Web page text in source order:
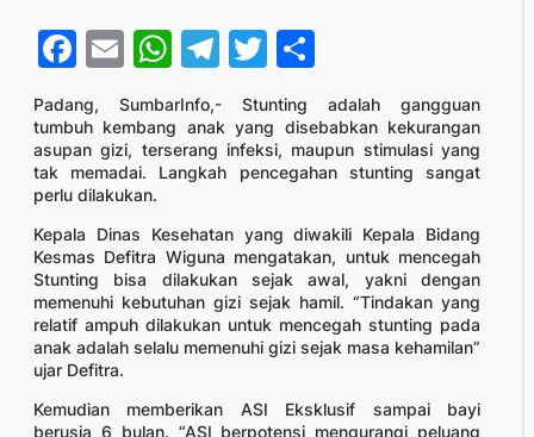
Facebook
EmailWhatsApp
Telegram
Twitter
Padang, SumbarInfo,- Stunting adalah gangguan
tumbuh kembang anak yang disebabkan kekurangan
asupan gizi, terserang infeksi, maupun stimulasi yang
tak memadai. Langkah pencegahan stunting sangat
perlu dilakukan.
Kepala Dinas Kesehatan yang diwakili Kepala Bidang
Kesmas Defitra Wiguna mengatakan, untuk mencegah
Stunting bisa dilakukan sejak awal, yakni dengan
memenuhi kebutuhan gizi sejak hamil. “Tindakan yang
relatif ampuh dilakukan untuk mencegah stunting pada
anak adalah selalu memenuhi gizi sejak masa kehamilan”
ujar Defitra.
Kemudian memberikan ASI Eksklusif sampai bayi
berusia 6 bulan. “ASI berpotensi mengurangi peluang